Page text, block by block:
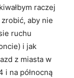
raczej
aby nie
ruchu
i jak
z miasta w
na północną